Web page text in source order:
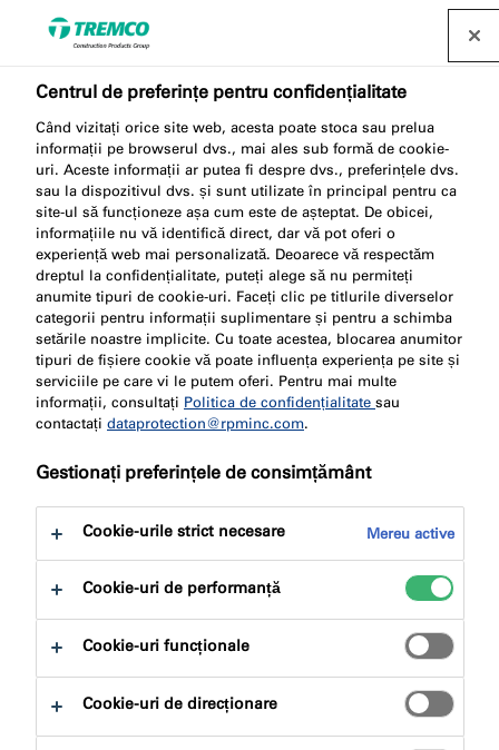
Găsește un distribuitor
Birourile noastre sunt în
toată Europa
Suntem prezenți în multe orașe din Europa -
contactați birourile noastre locale!
Formular
contact
Birourile noastre
Europa
Centrul de preferințe pentru confidențialitate
Când vizitați orice site web, acesta poate stoca sau prelua
informații pe browserul dvs., mai ales sub formă de cookie-
uri. Aceste informații ar putea fi despre dvs., preferințele dvs.
sau la dispozitivul dvs. și sunt utilizate în principal pentru ca
site-ul să funcționeze așa cum este de așteptat. De obicei,
informațiile nu vă identifică direct, dar vă pot oferi o
experiență web mai personalizată. Deoarece vă respectăm
dreptul la confidențialitate, puteți alege să nu permiteți
anumite tipuri de cookie-uri. Faceți clic pe titlurile diverselor
categorii pentru informații suplimentare și pentru a schimba
setările noastre implicite. Cu toate acestea, blocarea anumitor
tipuri de fișiere cookie vă poate influența experiența pe site și
serviciile pe care vi le putem oferi. Pentru mai multe
informații, consultați Politica de confidențialitate sau
contactați dataprotection@rpminc.com.
Gestionați preferințele de consimțământ
Cookie-urile strict necesare Mereu active
Cookie-uri de performanță
Cookie-uri funcționale
Cookie-uri de direcționare